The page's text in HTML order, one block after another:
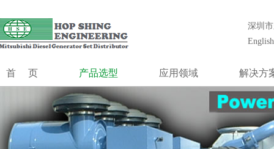
统工程设计、安装、调试、维护和大修等一站式解决方案。
合成工程
MGS系列
MGS-HV系列
控制系统
并机控制
切换开关
深圳
English
首页 产品选型 应用领域 解决方
MGS系列
MGS-HV系列
MOG
数据中心
金融行业
冷却系
控制系
低压升